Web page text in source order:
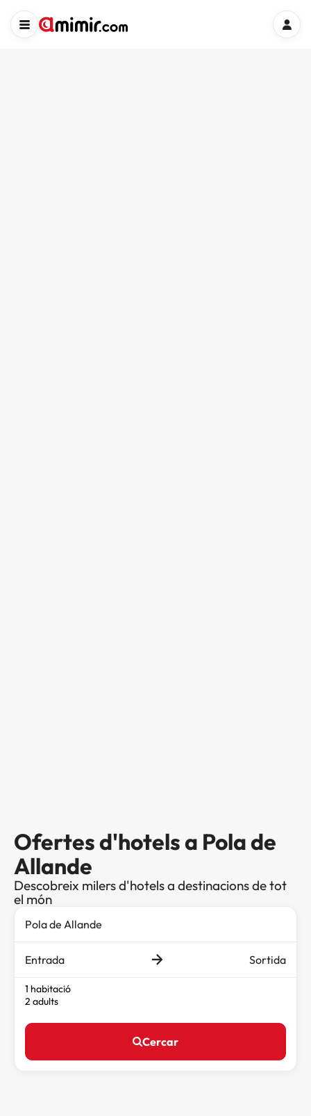
Ofertes d'hotels a Pola de
Allande
Descobreix milers d'hotels a destinacions de tot
el món
Entrada Sortida
1 habitació
2 adults
Cercar